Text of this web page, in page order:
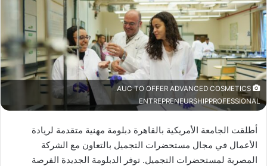
AUC TO OFFER ADVANCED COSMETICS
ENTREPRENEURSHIPPROFESSIONAL
أطلقت الجامعة الأمريكية بالقاهرة دبلومة مهنية متقدمة لريادة
الأعمال في مجال مستحضرات التجميل بالتعاون مع الشركة
المصرية لمستحضرات التجميل. توفر الدبلومة الجديدة الفرصة